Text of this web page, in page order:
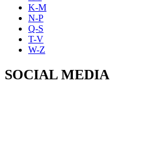
K-M
N-P
Q-S
T-V
W-Z
SOCIAL MEDIA